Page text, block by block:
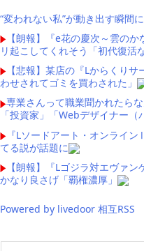
“変われない私”が動き出す瞬間
【朗報】『e花の慶次～雲の
リ起こしてくれそう「初代復活
【悲報】某店の『Lからくり
わせされてゴミを買わされた」
専業さんって職業聞かれたら
「投資家」「Webデザイナー（
『Lソードアート・オンライ
てる説が話題に
【朗報】『Lゴジラ対エヴァ
かなり良さげ「覇権濃厚」
Powered by livedoor 相互RSS